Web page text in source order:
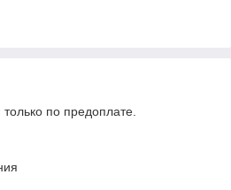
по предоплате.